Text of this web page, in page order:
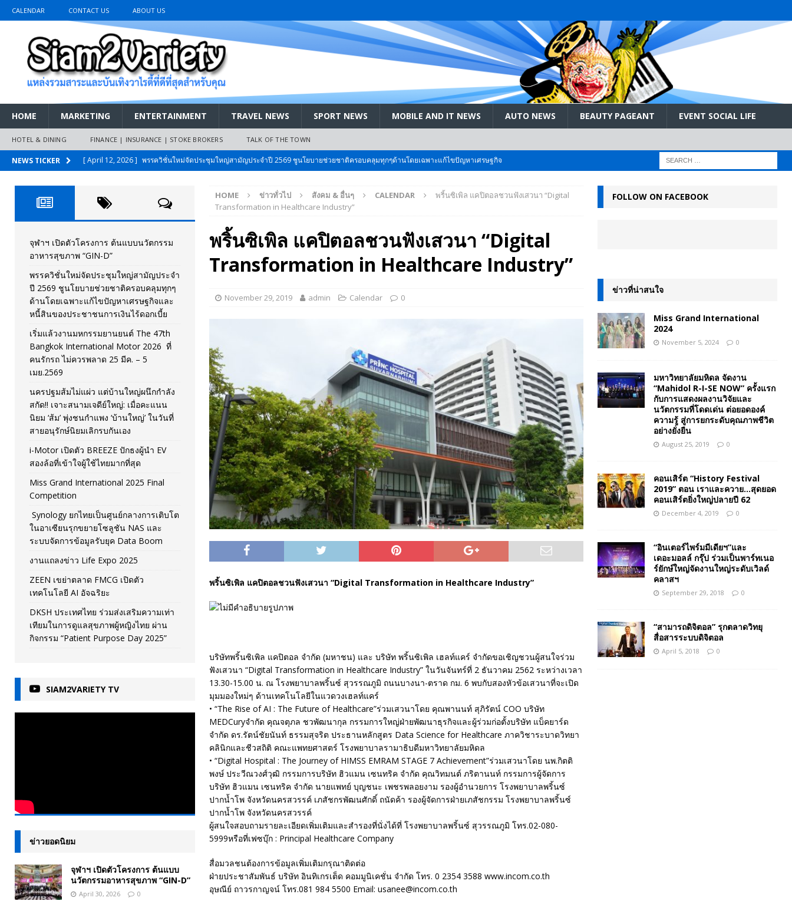
CALENDAR CONTACT US ABOUT US
HOME MARKETING ENTERTAINMENT TRAVEL NEWS SPORT NEWS MOBILE AND IT NEWS AUTO NEWS BEAUTY PAGEANT EVENT SOCIAL LIFE
HOTEL & DINING FINANCE | INSURANCE | STOKE BROKERS TALK OF THE TOWN
NEWS TICKER [ April 12, 2026 ] พรรควิชั่นใหม่จัดประชุมใหญ่สามัญประจำปี 2569 ชูนโยบายช่วยชาติครอบคลุมทุกๆด้านโดยเฉพาะแก้ไขปัญหาเศรษฐกิจ
[ March 26, 2026 ]
เริ่มแล้วงานมหกรรมยานยนต์ The 47th Bangkok International Motor 2026 ที่คนรักรถ ไม่ควรพลาด 25 มีค. – 5
เมย.2569
AUTO NEWS
[ February 10, 2026 ] นครปฐมส้มไม่แผ่ว แต่บ้านใหญ่ผนึกกำลัง สกัด!! เจาะสนามเจดีย์ใหญ่: เมื่อคะแนนนิยม ‘ส้ม’ พุ่งชนกำแพง ‘บ้านใหญ่’ ใน
วันที่สายอนุรักษ์นิยมเลิกรบกันเอง
PR NEWS
[ November 26, 2025 ] i-Motor เปิดตัว BREEZE ปักธงผู้นำ EV สองล้อที่เข้าใจผู้ใช้ไทยมากที่สุด
[ April 30, 2026 ] จุฬาฯ เปิดตัวโครงการ ต้นแบบนวัตกรรมอาหารสุขภาพ “GIN-D” EVENT SOCIAL LIFE
HOME ข่าวทั่วไป สังคม & อื่นๆ CALENDAR
พริ้นซิเพิล แคปิตอลชวนฟังเสวนา “Digital
Transformation in Healthcare Industry”
พริ้นซิเพิล แคปิตอลชวนฟังเสวนา “Digital
Transformation in Healthcare Industry”
November 29, 2019 admin Calendar 0
พริ้นซิเพิล แคปิตอลชวนฟังเสวนา “Digital Transformation in Healthcare Industry”
บริษัทพริ้นซิเพิล แคปิตอล จำกัด (มหาชน) และ บริษัท พริ้นซิเพิล เฮลท์แคร์ จำกัดขอเชิญชวนผู้สนใจร่วม
ฟังเสวนา “Digital Transformation in Healthcare Industry” ในวันจันทร์ที่ 2 ธันวาคม 2562 ระหว่างเวลา
13.30-15.00 น. ณ โรงพยาบาลพริ้นซ์ สุวรรณภูมิ ถนนบางนา-ตราด กม. 6 พบกับสองหัวข้อเสวนาที่จะเปิด
มุมมองใหม่ๆ ด้านเทคโนโลยีในแวดวงเฮลท์แคร์
• “The Rise of AI : The Future of Healthcare”ร่วมเสวนาโดย คุณพานนท์ สุภิรัตน์ COO บริษัท
MEDCuryจำกัด คุณจตุภล ชวพัฒนากุล กรรมการใหญ่ฝ่ายพัฒนาธุรกิจและผู้ร่วมก่อตั้งบริษัท แบ็คยาร์ด
จำกัด ดร.รัตน์ชัยนันท์ ธรรมสุจริต ประธานหลักสูตร Data Science for Healthcare ภาควิชาระบาดวิทยา
คลินิกและชีวสถิติ คณะแพทยศาสตร์ โรงพยาบาลรามาธิบดีมหาวิทยาลัยมหิดล
• “Digital Hospital : The Journey of HIMSS EMRAM STAGE 7 Achievement”ร่วมเสวนาโดย นพ.กิตติ
พงษ์ ประวีณวงศ์วุฒิ กรรมการบริษัท ฮิวแมน เซนทริค จำกัด คุณวิทมนต์ ภริตานนท์ กรรมการผู้จัดการ
บริษัท ฮิวแมน เซนทริค จำกัด นายแพทย์ บุญชนะ เพชรพลอยงาม รองผู้อำนวยการ โรงพยาบาลพริ้นซ์
ปากน้ำโพ จังหวัดนครสวรรค์ เภสัชกรพัฒนศักดิ์ ถนัดค้า รองผู้จัดการฝ่ายเภสัชกรรม โรงพยาบาลพริ้นซ์
ปากน้ำโพ จังหวัดนครสวรรค์
ผู้สนใจสอบถามรายละเอียดเพิ่มเติมและสำรองที่นั่งได้ที่ โรงพยาบาลพริ้นซ์ สุวรรณภูมิ โทร.02-080-
5999หรือที่เฟซบุ๊ก : Principal Healthcare Company
สื่อมวลชนต้องการข้อมูลเพิ่มเติมกรุณาติดต่อ
ฝ่ายประชาสัมพันธ์ บริษัท อินทิเกรเต็ด คอมมูนิเคชั่น จำกัด โทร. 0 2354 3588 www.incom.co.th
อุษณีย์ ถาวรกาญจน์ โทร.081 984 5500 Email: usanee@incom.co.th
จุฬาฯ เปิดตัวโครงการ ต้นแบบนวัตกรรม
อาหารสุขภาพ “GIN-D”
พรรควิชั่นใหม่จัดประชุมใหญ่สามัญประจำ
ปี 2569 ชูนโยบายช่วยชาติครอบคลุมทุกๆ
ด้านโดยเฉพาะแก้ไขปัญหาเศรษฐกิจและ
หนี้สินของประชาชนการเงินไร้ดอกเบี้ย
เริ่มแล้วงานมหกรรมยานยนต์ The 47th
Bangkok International Motor 2026 ที่
คนรักรถ ไม่ควรพลาด 25 มีค. – 5
เมย.2569
นครปฐมส้มไม่แผ่ว แต่บ้านใหญ่ผนึกกำลัง
สกัด!! เจาะสนามเจดีย์ใหญ่: เมื่อคะแนน
นิยม ‘ส้ม’ พุ่งชนกำแพง ‘บ้านใหญ่’ ในวันที่
สายอนุรักษ์นิยมเลิกรบกันเอง
i-Motor เปิดตัว BREEZE ปักธงผู้นำ EV
สองล้อที่เข้าใจผู้ใช้ไทยมากที่สุด
Miss Grand International 2025 Final
Competition
Synology ยกไทยเป็นศูนย์กลางการเติบโต
ในอาเซียนรุกขยายโซลูชัน NAS และ
ระบบจัดการข้อมูลรับยุค Data Boom
งานแถลงข่าว Life Expo 2025
ZEEN เขย่าตลาด FMCG เปิดตัว
เทคโนโลยี AI อัจฉริยะ
DKSH ประเทศไทย ร่วมส่งเสริมความเท่า
เทียมในการดูแลสุขภาพผู้หญิงไทย ผ่าน
กิจกรรม “Patient Purpose Day 2025”
SIAM2VARIETY TV
ข่าวยอดนิยม
จุฬาฯ เปิดตัวโครงการ ต้นแบบ
นวัตกรรมอาหารสุขภาพ “GIN-D”
April 30, 2026 0
FOLLOW ON FACEBOOK
ข่าวที่น่าสนใจ
Miss Grand International
2024
November 5, 2024 0
มหาวิทยาลัยมหิดล จัดงาน
“Mahidol R-I-SE NOW” ครั้งแรก
กับการแสดงผลงานวิจัยและ
นวัตกรรมที่โดดเด่น ต่อยอดองค์
ความรู้ สู่การยกระดับคุณภาพชีวิต
อย่างยั่งยืน
August 25, 2019 0
คอนเสิร์ต “History Festival
2019” ตอน เราและควาย…สุดยอด
คอนเสิร์ตยิ่งใหญ่ปลายปี 62
December 4, 2019 0
“อินเตอร์ไพร์มมีเดียฯ”และ
เดอะมอลล์ กรุ๊ป ร่วมเป็นพาร์ทเนอ
ร์ยักษ์ใหญ่จัดงานใหญ่ระดับเวิลด์
คลาสฯ
September 29, 2018 0
“สามารถดิจิตอล” รุกตลาดวิทยุ
สื่อสารระบบดิจิตอล
April 5, 2018 0